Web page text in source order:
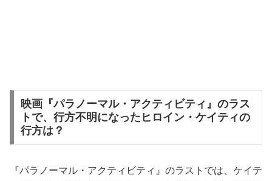
映画『パラノーマル・アクティビティ』のラス
トで、行方不明になったヒロイン・ケイティの
行方は？
『パラノーマル・アクティビティ』のラストでは、ケイテ